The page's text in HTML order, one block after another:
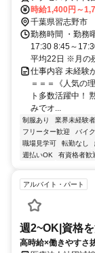
時給1,400円～
千葉県習志野市
勤務時間 ・勤務
17:30 8:45～
平均22日 ※月の
仕事内容 未経験
＝＝＝《人気の
ト多数活躍中！
みでオ...
制服あり 業界未経験
フリーター歓迎
バイ
職場見学可
転勤なし
週払いOK
有資格者歓
アルバイト・パート
週2~OK|資格
高時給×働きやすさ